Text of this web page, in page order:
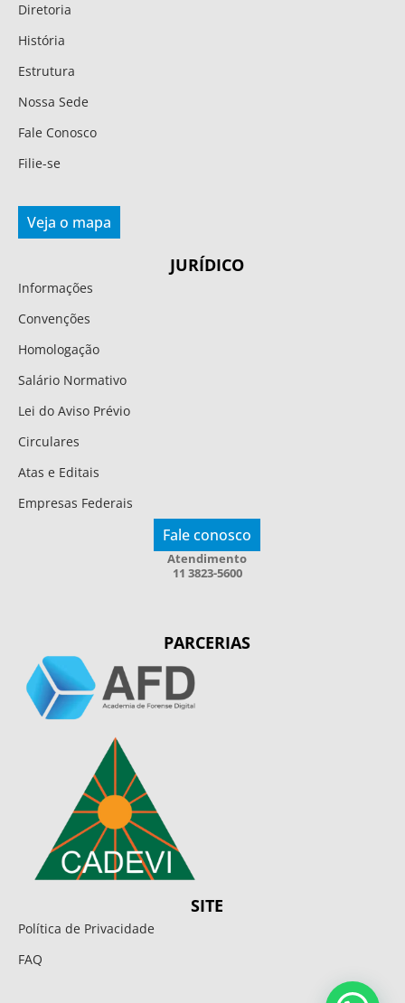
Diretoria
História
Estrutura
Nossa Sede
Fale Conosco
Filie-se
Veja o mapa
JURÍDICO
Informações
Convenções
Homologação
Salário Normativo
Lei do Aviso Prévio
Circulares
Atas e Editais
Empresas Federais
Fale conosco
Atendimento
11 3823-5600
PARCERIAS
SITE
Política de Privacidade
FAQ